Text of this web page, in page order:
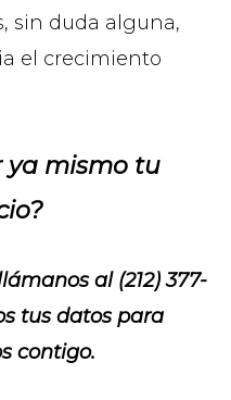
sin duda alguna,
el crecimiento
ya mismo tu
?
al (212) 377-
tus datos para
contigo.
DBA inQmatic .
PRENSA NOTICIAS
VIDEOS